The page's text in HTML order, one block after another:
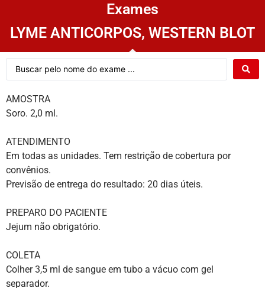
Exames
LYME ANTICORPOS, WESTERN BLOT
AMOSTRA
Soro. 2,0 ml.
ATENDIMENTO
Em todas as unidades. Tem restrição de cobertura por
convênios.
Previsão de entrega do resultado: 20 dias úteis.
PREPARO DO PACIENTE
Jejum não obrigatório.
COLETA
Colher 3,5 ml de sangue em tubo a vácuo com gel
separador.